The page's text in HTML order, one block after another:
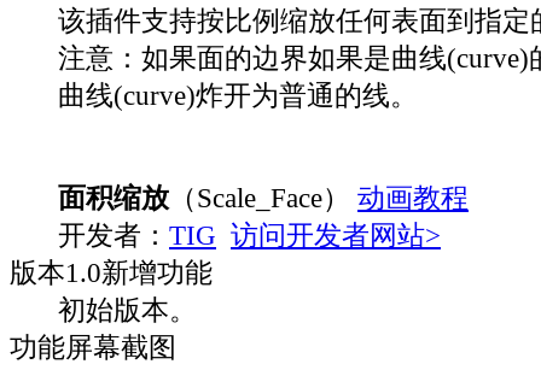
该插件支持按比例缩放任何表面到指定
注意：如果面的边界如果是曲线(curve)
曲线(curve)炸开为普通的线。
面积缩放 （Scale_Face）
动画教程
开发者： TIG 访问开发者网站>
版本1.0新增功能
初始版本。
功能屏幕截图